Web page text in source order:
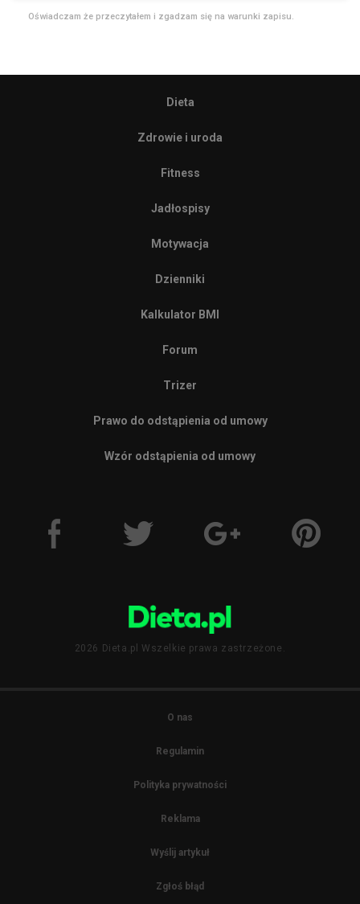
Oświadczam że przeczytałem i zgadzam się na warunki zapisu.
Dieta
Zdrowie i uroda
Fitness
Jadłospisy
Motywacja
Dzienniki
Kalkulator BMI
Forum
Trizer
Prawo do odstąpienia od umowy
Wzór odstąpienia od umowy
2026 Dieta.pl Wszelkie prawa zastrzeżone.
O nas
Regulamin
Polityka prywatności
Reklama
Wyślij artykuł
Zgłoś błąd